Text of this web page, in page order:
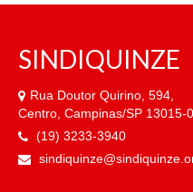
SINDIQUINZE
Rua Doutor Quirino, 594,
Centro, Campinas/SP 13015-
(19) 3233-3940